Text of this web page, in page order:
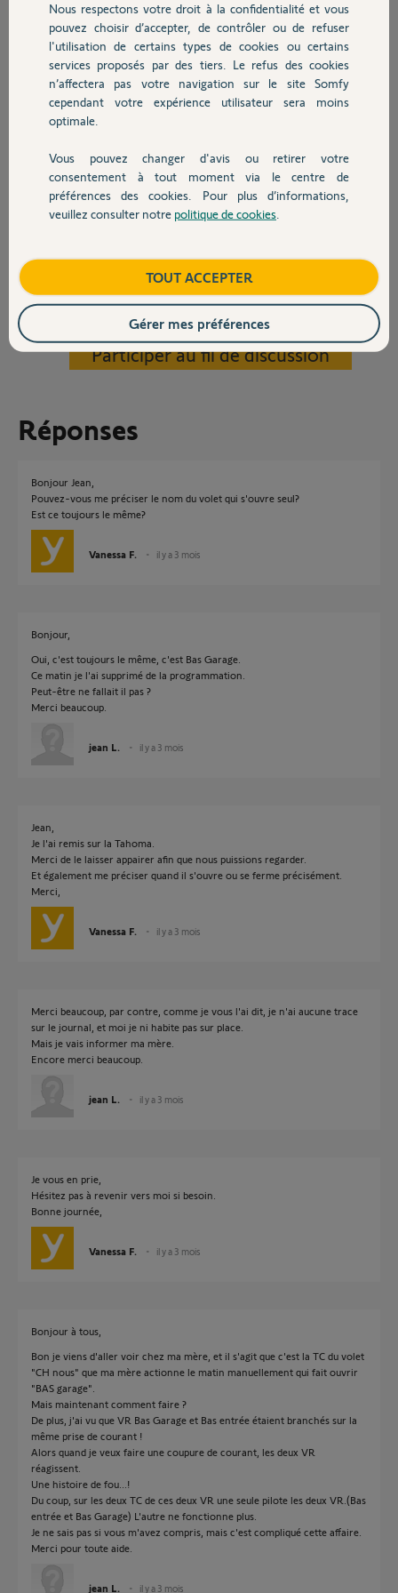
Chauffage
Autres produits
Devis avec un pro
Contact
l'heure et aucune trace sur le journal.
Avant qu'elle ne se lève je regarde sur l'appli, tout est fermé.
Or quand dans la matinée je lui demande, elle me dit que le volet est
ouvert quand elle se lève !
J'ai re bouter la box, toujours pareil !
Voici les réf de sa box:
0210-0647-5416
Version 2018.4.4.7
volet il est sur la même prise qu'un autre. Donc deux volets sur une
Ils sont tous commandés par une télécommande smoove avec aussi
une commande générale.
Merci,
Participer au fil de discussion
Réponses
Bonjour Jean,
Pouvez-vous me préciser le nom du volet qui s'ouvre seul?
Est ce toujours le même?
Vanessa F. il y a 3 mois
Bonjour,
Oui, c'est toujours le même, c'est Bas Garage.
Ce matin je l'ai supprimé de la programmation.
Peut-être ne fallait il pas ?
Merci beaucoup.
jean L. il y a 3 mois
Jean,
Je l'ai remis sur la Tahoma.
Merci de le laisser appairer afin que nous puissions regarder.
Et également me préciser quand il s'ouvre ou se ferme précisément.
Merci,
Vanessa F. il y a 3 mois
Merci beaucoup, par contre, comme je vous l'ai dit, je n'ai aucune trace
sur le journal, et moi je ni habite pas sur place.
Mais je vais informer ma mère.
Encore merci beaucoup.
jean L. il y a 3 mois
Je vous en prie,
Hésitez pas à revenir vers moi si besoin.
Bonne journée,
Vanessa F. il y a 3 mois
Bonjour à tous,
Bon je viens d'aller voir chez ma mère, et il s'agit que c'est la TC du volet
"CH nous" que ma mère actionne le matin manuellement qui fait ouvrir
"BAS garage".
Mais maintenant comment faire ?
De plus, j'ai vu que VR Bas Garage et Bas entrée étaient branchés sur la
même prise de courant !
Alors quand je veux faire une coupure de courant, les deux VR
réagissent.
Une histoire de fou...!
Du coup, sur les deux TC de ces deux VR une seule pilote les deux VR.(Bas
entrée et Bas Garage) L'autre ne fonctionne plus.
Je ne sais pas si vous m'avez compris, mais c'est compliqué cette affaire.
Merci pour toute aide.
jean L. il y a 3 mois
Nous respectons votre droit à la confidentialité et vous
pouvez choisir d’accepter, de contrôler ou de refuser
l'utilisation de certains types de cookies ou certains
services proposés par des tiers. Le refus des cookies
n’affectera pas votre navigation sur le site Somfy
cependant votre expérience utilisateur sera moins
optimale.
Vous pouvez changer d'avis ou retirer votre
consentement à tout moment via le centre de
préférences des cookies. Pour plus d’informations,
veuillez consulter notre politique de cookies
TOUT ACCEPTER
Gérer mes préférences